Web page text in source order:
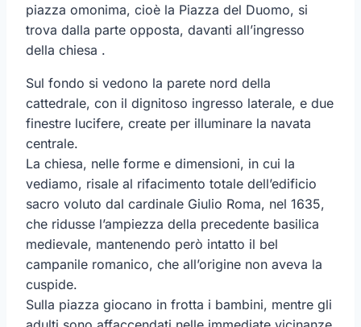
piazza omonima, cioè la Piazza del Duomo, si
trova dalla parte opposta, davanti all’ingresso
della chiesa .
Sul fondo si vedono la parete nord della
cattedrale, con il dignitoso ingresso laterale, e due
finestre lucifere, create per illuminare la navata
centrale.
La chiesa, nelle forme e dimensioni, in cui la
vediamo, risale al rifacimento totale dell’edificio
sacro voluto dal cardinale Giulio Roma, nel 1635,
che ridusse l’ampiezza della precedente basilica
medievale, mantenendo però intatto il bel
campanile romanico, che all’origine non aveva la
cuspide.
Sulla piazza giocano in frotta i bambini, mentre gli